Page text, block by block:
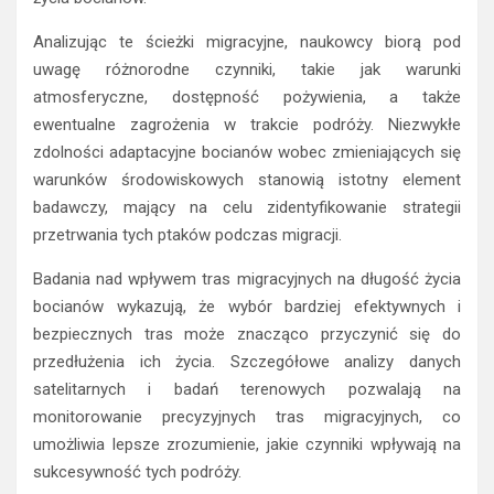
Analizując te ścieżki migracyjne, naukowcy biorą pod
uwagę różnorodne czynniki, takie jak warunki
atmosferyczne, dostępność pożywienia, a także
ewentualne zagrożenia w trakcie podróży. Niezwykłe
zdolności adaptacyjne bocianów wobec zmieniających się
warunków środowiskowych stanowią istotny element
badawczy, mający na celu zidentyfikowanie strategii
przetrwania tych ptaków podczas migracji.
Badania nad wpływem tras migracyjnych na długość życia
bocianów wykazują, że wybór bardziej efektywnych i
bezpiecznych tras może znacząco przyczynić się do
przedłużenia ich życia. Szczegółowe analizy danych
satelitarnych i badań terenowych pozwalają na
monitorowanie precyzyjnych tras migracyjnych, co
umożliwia lepsze zrozumienie, jakie czynniki wpływają na
sukcesywność tych podróży.